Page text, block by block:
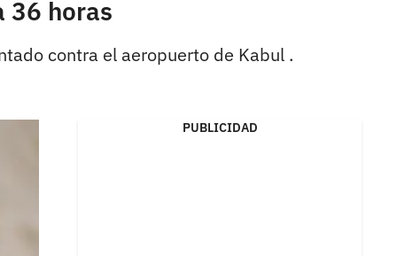
36 horas
contra el aeropuerto de Kabul .
PUBLICIDAD